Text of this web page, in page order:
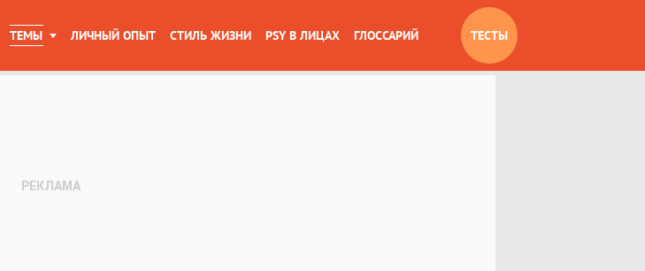
ТЕМЫ ЛИЧНЫЙ ОПЫТ СТИЛЬ ЖИЗНИ PSY В ЛИЦАХ ГЛОССАРИЙ ТЕСТЫ